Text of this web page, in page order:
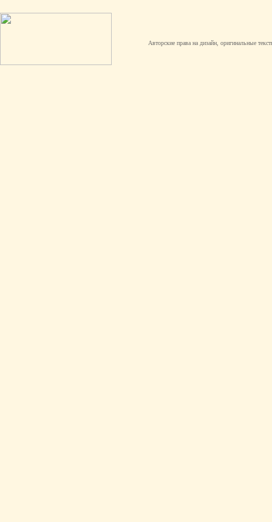
Авторские права на дизайн, оригинальные